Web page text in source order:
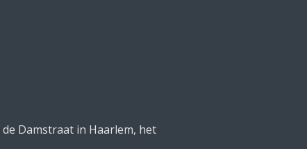
Damstraat in Haarlem, het